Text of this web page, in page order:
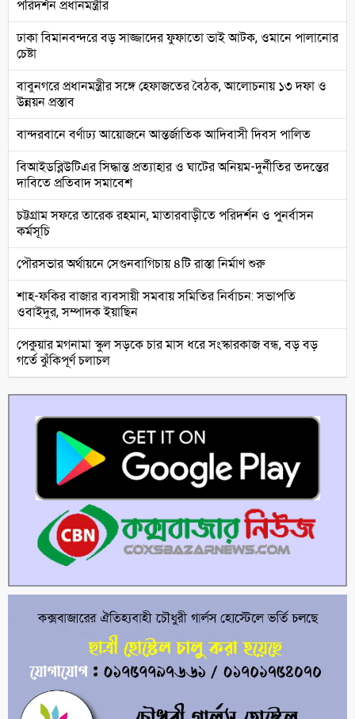
পরিদর্শন প্রধানমন্ত্রীর
ঢাকা বিমানবন্দরে বড় সাজ্জাদের ফুফাতো ভাই আটক, ওমানে পালানোর
চেষ্টা
বাবুনগরে প্রধানমন্ত্রীর সঙ্গে হেফাজতের বৈঠক, আলোচনায় ১৩ দফা ও
উন্নয়ন প্রস্তাব
বান্দরবানে বর্ণাঢ্য আয়োজনে আন্তর্জাতিক আদিবাসী দিবস পালিত
বিআইডব্লিউটিএর সিদ্ধান্ত প্রত্যাহার ও ঘাটের অনিয়ম-দুর্নীতির তদন্তের
দাবিতে প্রতিবাদ সমাবেশ
চট্টগ্রাম সফরে তারেক রহমান, মাতারবাড়ীতে পরিদর্শন ও পুনর্বাসন
কর্মসূচি
পৌরসভার অর্থায়নে সেগুনবাগিচায় ৪টি রাস্তা নির্মাণ শুরু
শাহ-ফকির বাজার ব্যবসায়ী সমবায় সমিতির নির্বাচন: সভাপতি
ওবাইদুর, সম্পাদক ইয়াছিন
পেকুয়ার মগনামা স্কুল সড়কে চার মাস ধরে সংস্কারকাজ বন্ধ, বড় বড়
গর্তে ঝুঁকিপূর্ণ চলাচল